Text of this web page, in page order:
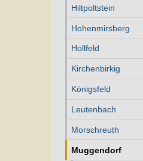
Hiltpoltstein
Hohenmirsberg
Hollfeld
Kirchenbirkig
Königsfeld
Leutenbach
Morschreuth
Muggendorf